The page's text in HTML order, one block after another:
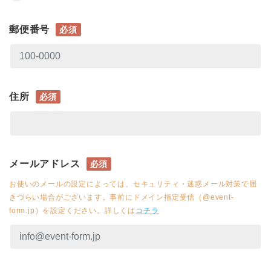
郵便番号 必須
住所 必須
メールアドレス 必須
お使いのメールの設定によっては、セキュリティ・迷惑メール対策で届
きづらい場合がございます。事前にドメイン指定受信（@event-
form.jp）を設定ください。詳しくは コチラ